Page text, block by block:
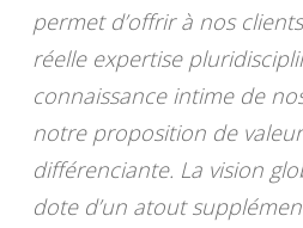
permet d’offrir à nos
réelle expertise
connaissance intime de
notre proposition de
différenciante. La vision
dote d’un atout